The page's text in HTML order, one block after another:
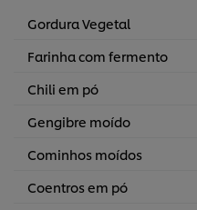
Gordura Vegetal
Farinha com fermento
Chili em pó
Gengibre moído
Cominhos moídos
Coentros em pó